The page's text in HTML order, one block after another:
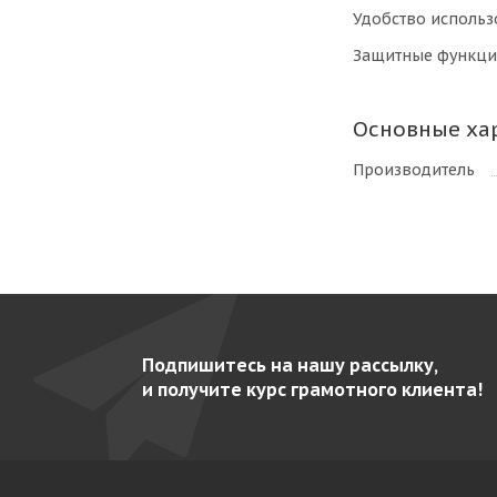
Удобство
Защитные
Основные
Производитель
Подпишитесь на нашу рассылку,
и получите курс грамотного клиента!